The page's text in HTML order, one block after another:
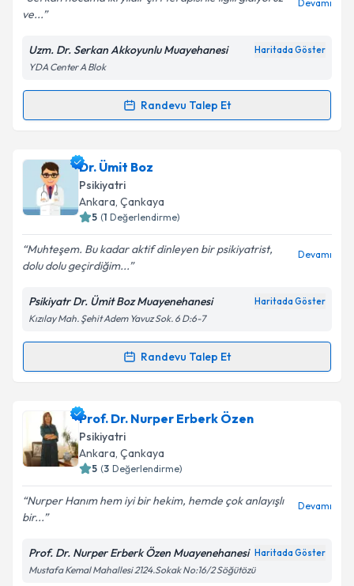
Kişisel verilerimin işlenmesine ilişkin
Aydınlatma
Metni'ni okudum ve kişisel verilerimin belirtilen
kapsamda işlenmesini kabul ediyorum.
ve...
Devamı
Uzm. Dr. Serkan Akkoyunlu Muayehanesi Haritada Göster
YDA Center A Blok
Randevu Talep Et
Randevu Takvimi Talebi
Uzm. Dr. Serkan Akkoyunlu
talebi oluşturun. Size bu uzmandan randevu almanız
için bir takvim hazırlandığında e-posta ile
bilgilendireceğiz.
E-posta Adresiniz
Kişisel verilerimin işlenmesine ilişkin
Metni'ni okudum ve kişisel verilerimin belirtilen
kapsamda işlenmesini kabul ediyorum.
Dr. Ümit Boz
Psikiyatri
Ankara, Çankaya
5 (1 Değerlendirme)
Muhteşem. Bu kadar aktif dinleyen bir psikiyatrist,
dolu dolu geçirdiğim...
Devamı
Psikiyatr Dr. Ümit Boz Muayenehanesi Haritada Göster
Kızılay Mah. Şehit Adem Yavuz Sok. 6 D:6-7
Randevu Talep Et
Randevu Takvimi Talebi
Dr. Ümit Boziçin randevu takvimi talebi oluşturun.
Size bu uzmandan randevu almanız için bir takvim
hazırlandığında e-posta ile bilgilendireceğiz.
Kişisel verilerimin işlenmesine ilişkin Aydınlatma
Metni'ni okudum ve kişisel verilerimin belirtilen
Prof. Dr. Nurper Erberk Özen
Psikiyatri
Ankara, Çankaya
5 (3 Değerlendirme)
Nurper Hanım hem iyi bir hekim, hemde çok anlayışlı
bir...
Devamı
Prof. Dr. Nurper Erberk Özen Muayenehanesi Haritada Göster
Mustafa Kemal Mahallesi 2124.Sokak No:16/2 Söğütözü